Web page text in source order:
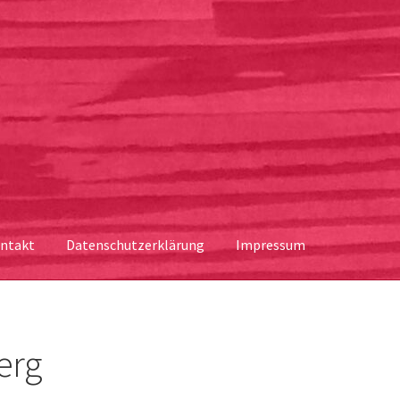
Datenschutzerklärung Impressum